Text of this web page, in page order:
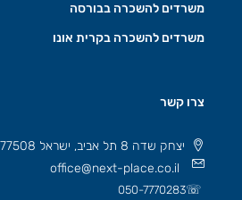
משרדים להשכרה בבורסה
משרדים להשכרה בקרית אונו
צרו קשר
יצחק שדה 8 תל אביב, ישראל 6777508
office@next-place.co.il
☏
050-7770283